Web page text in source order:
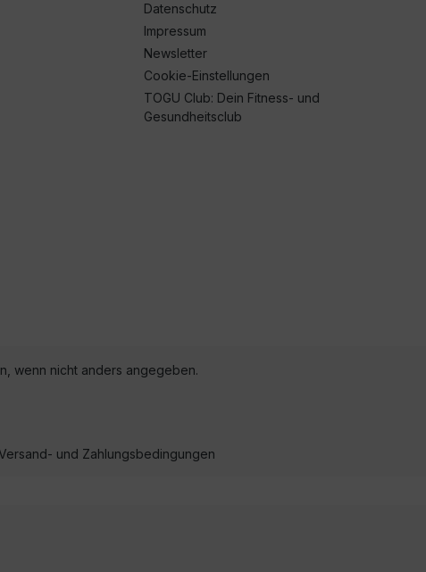
Datenschutz
Impressum
Newsletter
Cookie-Einstellungen
TOGU Club: Dein Fitness- und
Gesundheitsclub
wenn nicht anders angegeben.
und Zahlungsbedingungen